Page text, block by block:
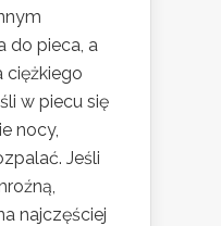
do pieca, a
ciężkiego
w piecu się
nocy,
Jeśli
najczęściej